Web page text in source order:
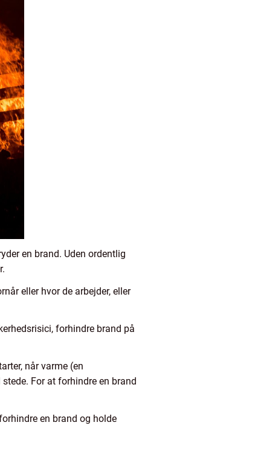
en brand. Uden ordentlig
eller hvor de arbejder, eller
forhindre brand på
når varme (en
For at forhindre en brand
en brand og holde